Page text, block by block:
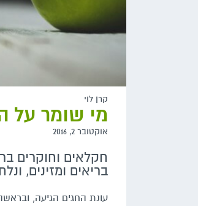
קרן לוי
מי שומר על
אוקטובר 2, 2016
חקלאים וחוקרים
בריאים ומזינים, ונלחמים
עונת החגים הגיעה,